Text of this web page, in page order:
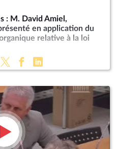
: M. David Amiel,
en application du
relative à la loi